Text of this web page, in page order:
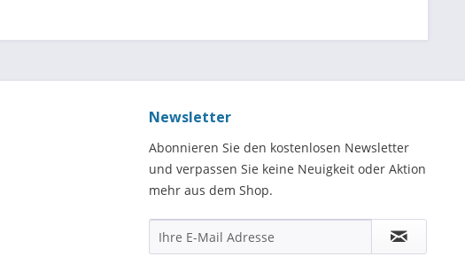
Newsletter
Abonnieren Sie den kostenlosen Newsletter
und verpassen Sie keine Neuigkeit oder Aktion
mehr aus dem Shop.